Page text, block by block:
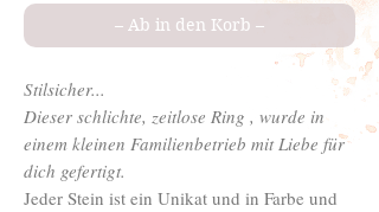
– Ab in den Korb –
Stilsicher...
Dieser schlichte, zeitlose Ring , wurde in
einem kleinen Familienbetrieb mit Liebe für
dich gefertigt.
Jeder Stein ist ein Unikat und in Farbe und